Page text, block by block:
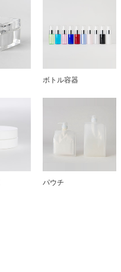
ボトル容器
パウチ